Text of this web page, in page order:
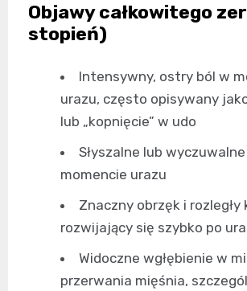
Objawy całkowitego
stopień)
Intensywny, ostry ból w
urazu, często opisywany
lub „kopnięcie” w udo
Słyszalne lub
momencie urazu
Znaczny obrzęk i rozległy
rozwijający się szybko po
Widoczne wgłębienie w
przerwania mięśnia,